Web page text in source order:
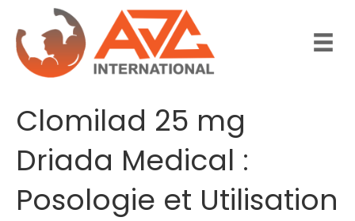
Clomilad 25 mg
Driada Medical :
Posologie et Utilisation